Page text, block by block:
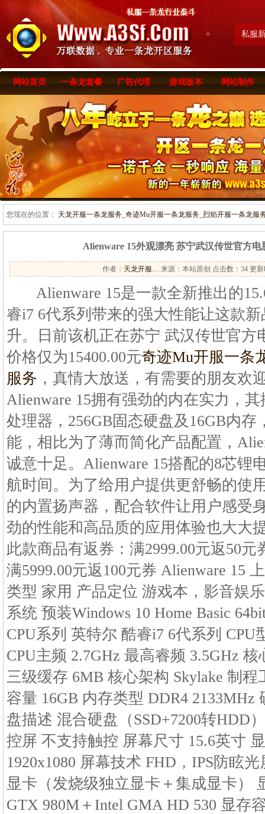
私服
网站首页 一条龙套餐 广告代理 游戏版本 网站制作
您现在的位置： 天龙开服一条龙服务_奇迹Mu开服一条龙服务_烈焰开服一条龙服
Alienware 15外观漂亮 苏宁武汉传世官方电
作者： 天龙开服… 来源：本站原创 点击数： 34 更新
Alienware 15是一款全新推出的
睿i7 6代系列带来的强大性能让这款
升。日前该机正在苏宁 武汉传世官方
价格仅为15400.00元奇迹Mu开服一条
服务 ，真情大放送，有需要的朋友欢
Alienware 15拥有强劲的内在实力，
处理器，256GB固态硬盘及16GB内
能，相比为了薄而简化产品配置，
诚意十足。Alienware 15搭配的8芯锂
航时间。为了给用户提供更舒畅的使
的内置扬声器，配合软件让用户感受
劲的性能和高品质的应用体验也大大
此款商品有返券：满2999.00元返50元
满5999.00元返100元券 Alienware 15
类型 家用 产品定位 游戏本，影音娱
系统 预装Windows 10 Home Basic
CPU系列 英特尔 酷睿i7 6代系列 CPU
CPU主频 2.7GHz 最高睿频 3.5GHz
三级缓存 6MB 核心架构 Skylake 制程
容量 16GB 内存类型 DDR4 2133MHz
盘描述 混合硬盘（SSD+7200转HDD
控屏 不支持触控 屏幕尺寸 15.6英寸
1920x1080 屏幕技术 FHD，IPS防眩
显卡（发烧级独立显卡＋集成显卡）
GTX 980M＋Intel GMA HD 530 显存